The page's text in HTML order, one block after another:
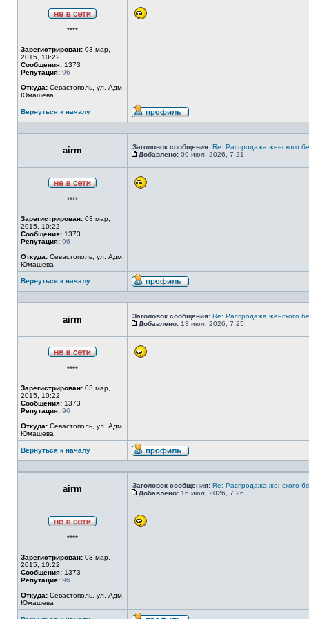
****
Зарегистрирован: 03 мар,
2015, 10:22
Сообщения: 1373
Репутация: 96
Откуда: Севастополь, ул. Адм.
Юмашева
Вернуться к началу
Профиль
airm Заголовок сообщения: Re: Распродажа женского
Сообщение
Добавлено: 09 июл, 2026, 7:21
****
Зарегистрирован: 03 мар,
2015, 10:22
Сообщения: 1373
Репутация: 96
Откуда: Севастополь, ул. Адм.
Юмашева
Вернуться к началу
Профиль
airm Заголовок сообщения: Re: Распродажа женского
Сообщение
Добавлено: 13 июл, 2026, 7:25
****
Зарегистрирован: 03 мар,
2015, 10:22
Сообщения: 1373
Репутация: 96
Откуда: Севастополь, ул. Адм.
Юмашева
Вернуться к началу
Профиль
airm Заголовок сообщения: Re: Распродажа женского
Сообщение
Добавлено: 16 июл, 2026, 7:26
****
Зарегистрирован: 03 мар,
2015, 10:22
Сообщения: 1373
Репутация: 96
Откуда: Севастополь, ул. Адм.
Юмашева